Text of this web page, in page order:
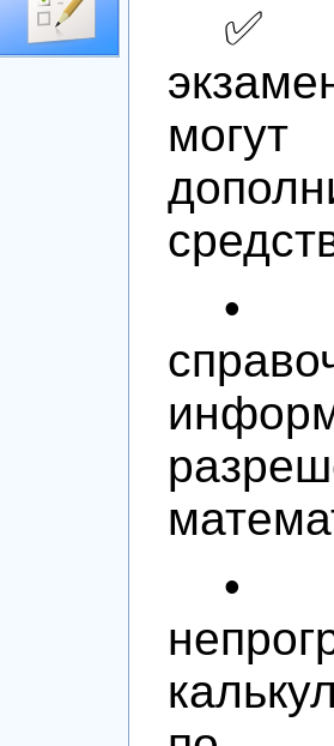
✅
могут
•
•